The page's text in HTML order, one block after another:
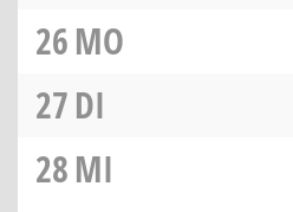
26MO
27DI
28MI